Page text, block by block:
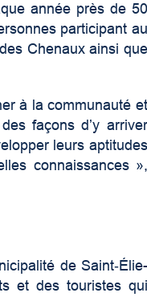
année près de 50
participant au
Chenaux ainsi que
à la communauté et
façons d’y arriver
leurs aptitudes
connaissances »,
de Saint‑Élie-
et des touristes qui